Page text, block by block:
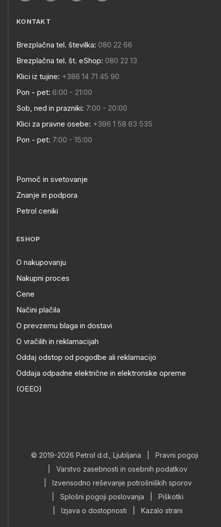
KONTAKT
Brezplačna tel. številka: 080 22 66
Brezplačna tel. št. eShop: 080 22 13
Klici iz tujine: +386 14 71 45 90
Pon - pet: 6:00 - 21:00
Sob, ned in prazniki: 7:00 - 20:00
Klici za pravne osebe: +386 1 58 63 535
Pon - pet: 7:00 - 15:00
Pomoč in svetovanje
Znanje in podpora
Petrol ceniki
ESHOP
O nakupovanju
Nakupni proces
Cene
Načini plačila
O prevzemu blaga in dostavi
O vračilih in reklamacijah
Oddaj odstop od pogodbe ali reklamacijo
Oddaja odpadne električne in elektronske opreme
(OEEO)
© 2019-2026 Petrol d.d., Ljubljana
Pravni pogoji
Varstvo zasebnosti in osebnih podatkov
Izvensodno reševanje potrošniških sporov
Splošni pogoji poslovanja
Piškotki
Izjava o dostopnosti Kazalo strani